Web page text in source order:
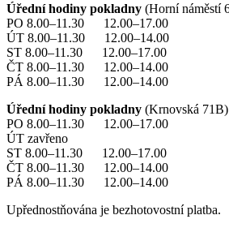
Úřední hodiny pokladny (Horní
PO 8.00–11.30 12.00–17.00
ÚT 8.00–11.30 12.00–14.00
ST 8.00–11.30 12.00–17.00
ČT 8.00–11.30 12.00–14.00
PÁ 8.00–11.30 12.00–14.00
Úřední hodiny pokladny (Krnovská 71B)
PO 8.00–11.30 12.00–17.00
ÚT zavřeno
ST 8.00–11.30 12.00–17.00
ČT 8.00–11.30 12.00–14.00
PÁ 8.00–11.30 12.00–14.00
Upřednostňována je bezhotovostní platba.